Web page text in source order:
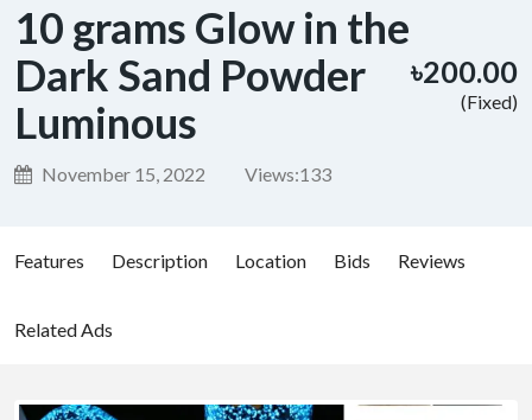
10 grams Glow in the
Dark Sand Powder
Luminous
November 15, 2022 Views:133
৳200.00
(Fixed)
Features Description Location Bids Reviews
Related Ads